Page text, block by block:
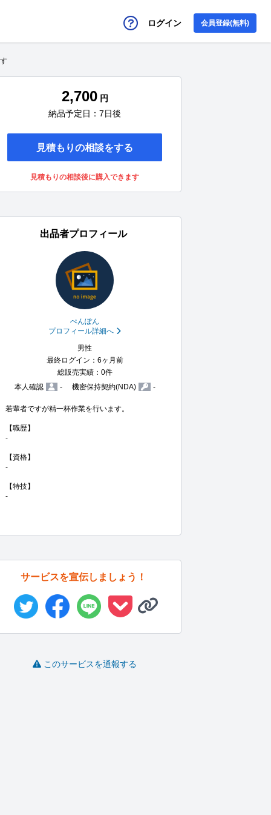
ログイン 会員登録(無料)
2,700 円
納品予定日：7日後
見積もりの相談をする
見積もりの相談後に購入できます
出品者プロフィール
ぺんぽん
プロフィール詳細へ
男性
最終ログイン：6ヶ月前
総販売実績：0件
本人確認
- 機密保持契約(NDA) -
若輩者ですが精一杯作業を行います。
【職歴】
-
【資格】
-
【特技】
-
サービスを宣伝しましょう！
このサービスを通報する